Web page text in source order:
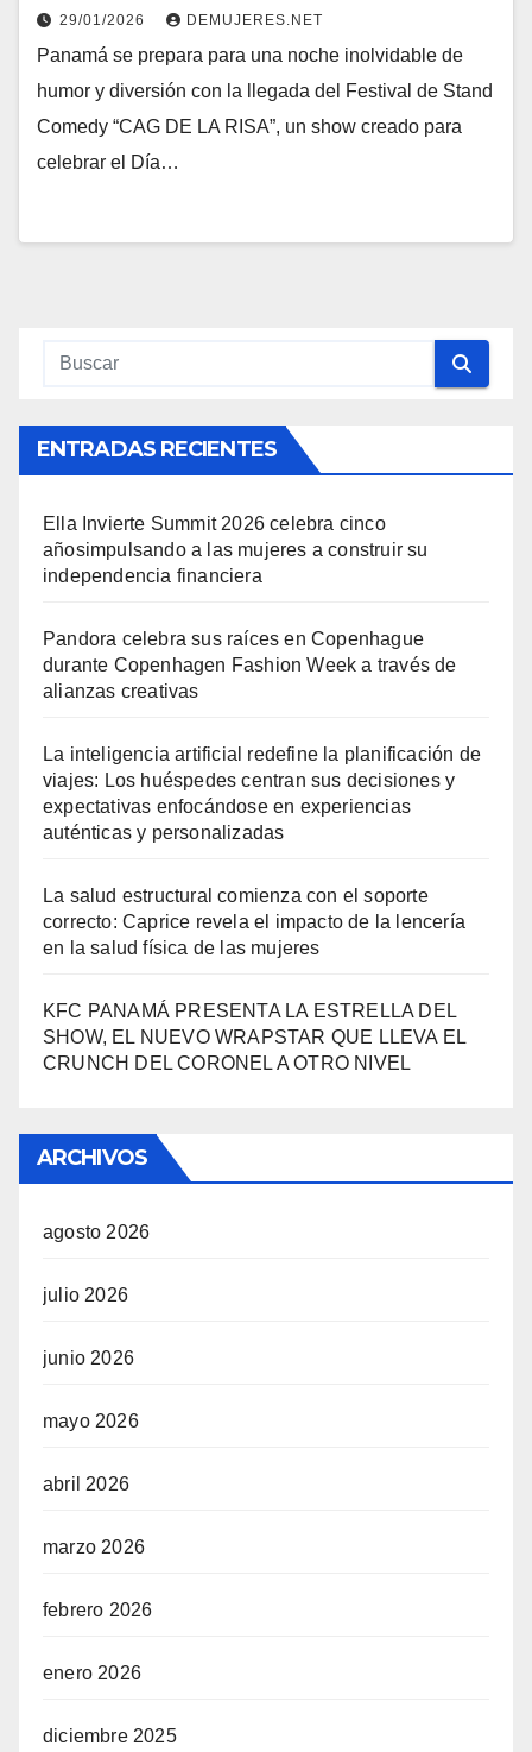
29/01/2026 DEMUJERES.NET
Panamá se prepara para una noche inolvidable de
humor y diversión con la llegada del Festival de Stand
Comedy “CAG DE LA RISA”, un show creado para
celebrar el Día…
ENTRADAS RECIENTES
Ella Invierte Summit 2026 celebra cinco
añosimpulsando a las mujeres a construir su
independencia financiera
Pandora celebra sus raíces en Copenhague
durante Copenhagen Fashion Week a través de
alianzas creativas
La inteligencia artificial redefine la planificación de
viajes: Los huéspedes centran sus decisiones y
expectativas enfocándose en experiencias
auténticas y personalizadas
La salud estructural comienza con el soporte
correcto: Caprice revela el impacto de la lencería
en la salud física de las mujeres
KFC PANAMÁ PRESENTA LA ESTRELLA DEL
SHOW, EL NUEVO WRAPSTAR QUE LLEVA EL
CRUNCH DEL CORONEL A OTRO NIVEL
ARCHIVOS
agosto 2026
julio 2026
junio 2026
mayo 2026
abril 2026
marzo 2026
febrero 2026
enero 2026
diciembre 2025